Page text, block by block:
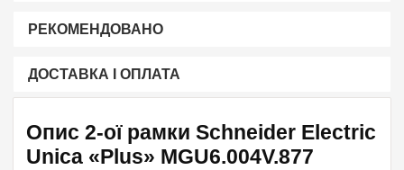
РЕКОМЕНДОВАНО
ДОСТАВКА І ОПЛАТА
Опис 2-ої рамки Schneider Electric
Unica «Plus» MGU6.004V.877